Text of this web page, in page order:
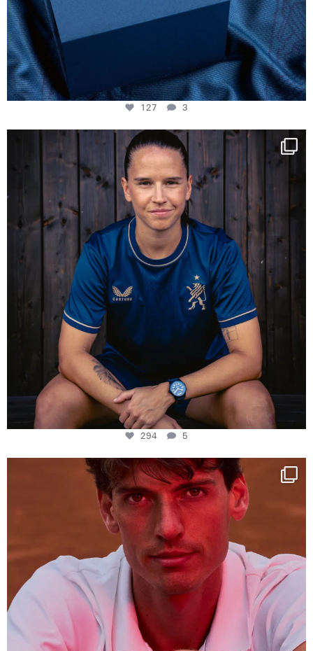
127 3
NIE USENAND GAH
Some anniversaries
294
5
294 5
One last dance at home
This week at...
321
9